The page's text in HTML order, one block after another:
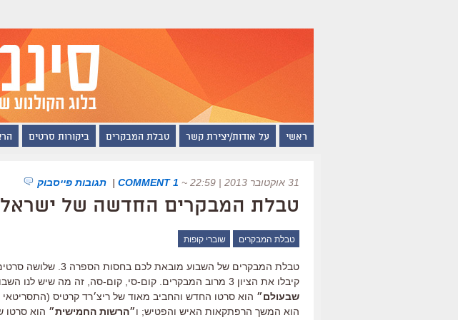
ראשי על אודות/יצירת קשר טבלת המבקרים ביקורות סרטים
31 אוקטובר 2013 | 22:59 ~
1 COMMENT
| תגובות פייסבוק
טבלת המבקרים החדשה של ישראל,
טבלת המבקרים שוברי קופות
טבלת המבקרים של השבוע
קיבלו את הציון 3 מרוב המבקרים. קום-סי, קום-סה, זה מה שיש לנו השבוע. סרטי בסדר.
שבעולם״ הוא סרטו החדש והחביב מאוד של ריצ׳רד קרטיס (התסריטאי
הוא המשך הרפתקאות האיש והפטיש; ו״הרשות החמישית״